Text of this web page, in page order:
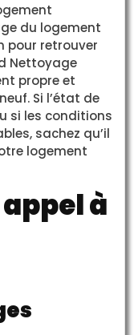
du logement
pour retrouver
Nettoyage
propre et
Si l’état de
si les conditions
sachez qu’il
logement
à